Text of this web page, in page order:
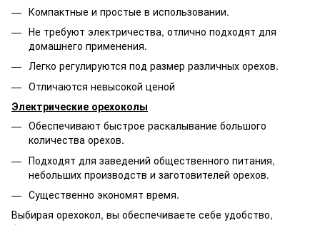
Компактные и простые в использовании.
Не требуют электричества, отлично подходят для
домашнего применения.
Легко регулируются под размер различных орехов.
Отличаются невысокой ценой
Электрические орехоколы
Обеспечивают быстрое раскалывание большого
количества орехов.
Подходят для заведений общественного питания,
небольших производств и заготовителей орехов.
Существенно экономят время.
Выбирая орехокол, вы обеспечиваете себе удобство,